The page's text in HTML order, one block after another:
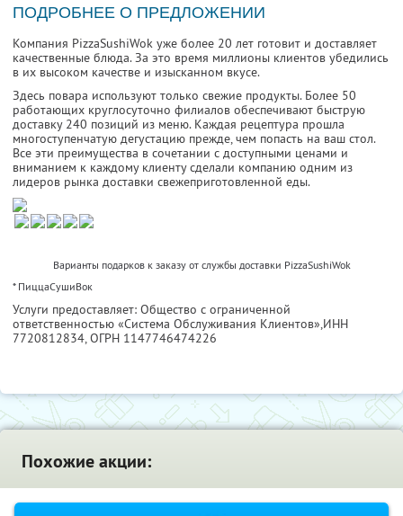
ПОДРОБНЕЕ О ПРЕДЛОЖЕНИИ
Компания PizzaSushiWok уже более 20 лет готовит и доставляет
качественные блюда. За это время миллионы клиентов убедились
в их высоком качестве и изысканном вкусе.
Здесь повара используют только свежие продукты. Более 50
работающих круглосуточно филиалов обеспечивают быструю
доставку 240 позиций из меню. Каждая рецептура прошла
многоступенчатую дегустацию прежде, чем попасть на ваш стол.
Все эти преимущества в сочетании с доступными ценами и
вниманием к каждому клиенту сделали компанию одним из
лидеров рынка доставки свежеприготовленной еды.
Варианты подарков к заказу от службы доставки PizzaSushiWok
* ПиццаСушиВок
Услуги предоставляет: Общество с ограниченной
ответственностью «Система Обслуживания Клиентов»,ИНН
7720812834, ОГРН 1147746474226
Похожие акции: